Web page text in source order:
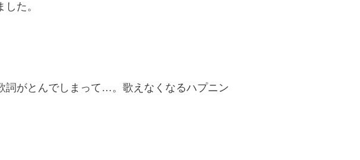
た。
詞がとんでしまって…。歌えなくなるハプニン